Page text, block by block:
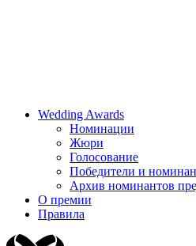
Wedding Awards
Номинации
Жюри
Голосование
Победители и
Архив номинантов
О премии
Правила